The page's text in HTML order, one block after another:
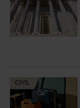
CIVIL